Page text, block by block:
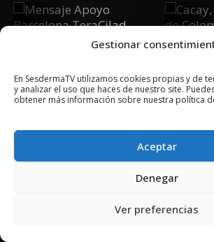
Gestionar
En SesdermaTV utilizamos cookies propias y de
y analizar el uso que haces de nuestro site.
obtener más información sobre nuestra política
Aceptar
Denegar
Ver preferencias
Mensaje
TeraCilad
2029
2018 © Copyright
CONTACTO
AVISO